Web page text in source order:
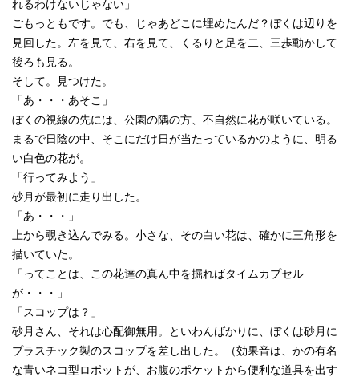
れるわけないじゃない」
ごもっともです。でも、じゃあどこに埋めたんだ？ぼくは辺りを
見回した。左を見て、右を見て、くるりと足を二、三歩動かして
後ろも見る。
そして。見つけた。
「あ・・・あそこ」
ぼくの視線の先には、公園の隅の方、不自然に花が咲いている。
まるで日陰の中、そこにだけ日が当たっているかのように、明る
い白色の花が。
「行ってみよう」
砂月が最初に走り出した。
「あ・・・」
上から覗き込んでみる。小さな、その白い花は、確かに三角形を
描いていた。
「ってことは、この花達の真ん中を掘ればタイムカプセル
が・・・」
「スコップは？」
砂月さん、それは心配御無用。といわんばかりに、ぼくは砂月に
プラスチック製のスコップを差し出した。（効果音は、かの有名
な青いネコ型ロボットが、お腹のポケットから便利な道具を出す